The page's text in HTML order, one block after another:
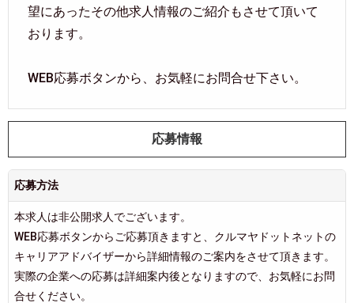
望にあったその他求人情報のご紹介もさせて頂いて
おります。
WEB応募ボタンから、お気軽にお問合せ下さい。
応募情報
応募方法
本求人は非公開求人でございます。
WEB応募ボタンからご応募頂きますと、クルマヤドットネットの
キャリアアドバイザーから詳細情報のご案内をさせて頂きます。
実際の企業への応募は詳細案内後となりますので、お気軽にお問
合せください。